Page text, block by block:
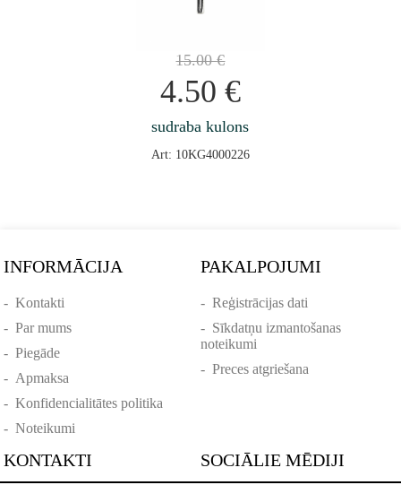
15.00€
4.50 €
sudraba kulons
Art: 10KG4000226
INFORMĀCIJA
-Kontakti
-Par mums
-Piegāde
- Apmaksa
-Konfidencialitātes politika
-Noteikumi
PAKALPOJUMI
- Reģistrācijas dati
- Sīkdatņu izmantošanas
noteikumi
- Preces atgriešana
KONTAKTI SOCIĀLIE MĒDIJI